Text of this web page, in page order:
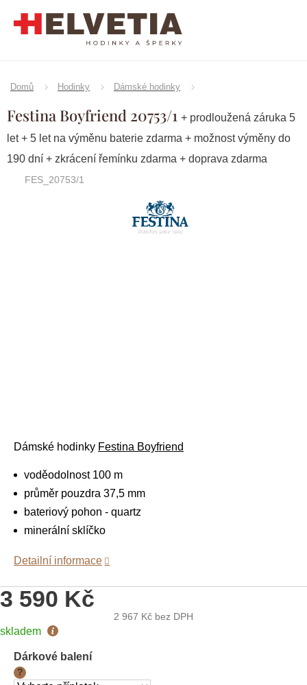
Domů Hodinky Dámské hodinky
Festina Boyfriend 20753/1 + prodloužená záruka 5
let + 5 let na výměnu baterie zdarma + možnost výměny do
190 dní + zkrácení řemínku zdarma + doprava zdarma
FES_20753/1
Značka:Festina
3 590 Kč
2 967 Kč bez DPH
Měrná
skladem
Dárkové balení
?
Dámské hodinky Festina Boyfriend
voděodolnost 100 m
průměr pouzdra 37,5 mm
bateriový pohon - quartz
minerální sklíčko
Detailní informace